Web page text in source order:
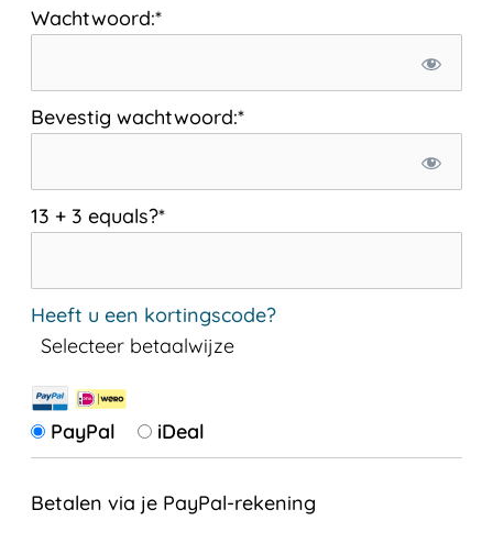
Wachtwoord:*
Bevestig wachtwoord:*
13 + 3 equals?*
Heeft u een kortingscode?
Selecteer betaalwijze
PayPal iDeal
Betalen via je PayPal-rekening